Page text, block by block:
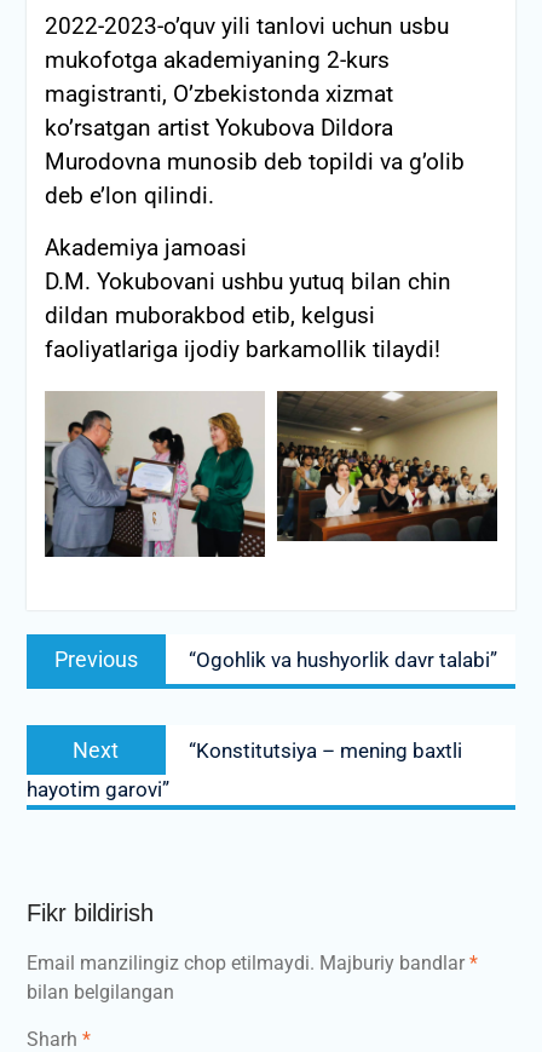
2022-2023-o’quv yili tanlovi uchun usbu
mukofotga akademiyaning 2-kurs
magistranti, O’zbekistonda xizmat
ko’rsatgan artist Yokubova Dildora
Murodovna munosib deb topildi va g’olib
deb e’lon qilindi.
Akademiya jamoasi
D.M. Yokubovani ushbu yutuq bilan chin
dildan muborakbod etib, kelgusi
faoliyatlariga ijodiy barkamollik tilaydi!
Post
menyusi
Previous
Previous
post:
“Ogohlik va hushyorlik davr talabi”
Next
Next
post:
“Konstitutsiya – mening baxtli
hayotim garovi”
Fikr bildirish
Email manzilingiz chop etilmaydi. Majburiy bandlar*
bilan belgilangan
Sharh *